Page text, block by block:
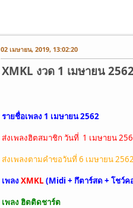
02 เมษายน, 2019, 13:02:20
XMKL งวด 1 เมษายน
รายชื่อเพลง 1 เมษายน 2562
ส่งเพลงฮิตสมาชิก วันที่ 1 เมษายน
ส่งเพลงตามคำขอวันที่ 6 เมษายน 2562
เพลง XMKL (Midi + กึตาร์สด + โชว์
เพลง ฮิตติดชาร์ต